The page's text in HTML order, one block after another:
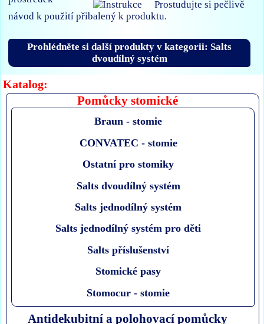
Katalog:
Pomůcky stomické
Braun - stomie
CONVATEC - stomie
Ostatní pro stomiky
Salts dvoudílný systém
Salts jednodílný systém
Salts jednodílný systém pro děti
Salts příslušenství
Stomické pasy
Stomocur - stomie
Antidekubitní a polohovací pomůcky
Prostudujte si pečlivě
návod k použití přibalený k produktu.
Prohlédněte si další produkty v kategorii: Salts
dvoudílný systém